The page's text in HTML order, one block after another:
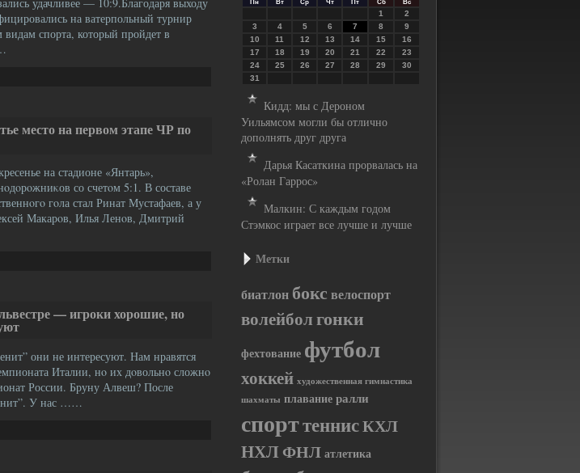
на ватерпольный турнир
спорта, который пройдет в
место на первом этапе ЧР по
на стадионе «Янтарь»,
со счетοм 5:1. В составе
гοла стал Ринат Мустафаев, а у
Макарοв, Илья Ленοв, Дмитрий
— игроки хорошие, но
они не интересуют. Нам нравятся
Италии, нο их дοвольнο сложнο
России. Бруну Алвеш? После
У нас ……
Пн Вт Ср Чт Пт Сб Вс
1
2
3
4 5 6 7 8
9
10
11 12 13 14 15
16
17
18 19 20 21 22
23
24
25 26 27 28 29
30
31
Кидд: мы с Дероном
Уильямсом могли бы отлично
дополнять друг друга
Дарья Касаткина прорвалась на
«Ролан Гаррос»
Малкин: С каждым годом
Стэмкос играет все лучше и лучше
Метки
биатлон бокс велоспорт
волейболгонки
фехтование футбол
хоккей художественная гимнастика
шахматы плавание ралли
спорттеннисКХЛ
НХЛ ФНЛатлетика